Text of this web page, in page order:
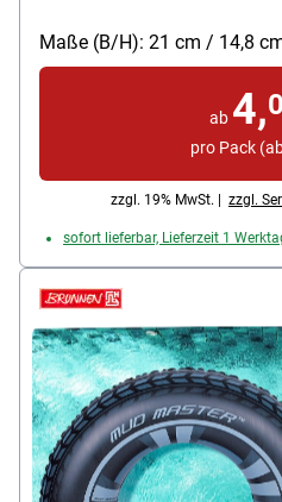
Overlay
Packungsmenge: 100 Stück
Maße (B/H): 21 cm / 14,8
ab 4,
pro Pack
zzgl. 19% MwSt. | zzgl.
sofort lieferbar, Lieferzeit 1